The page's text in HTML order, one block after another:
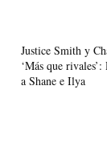
Justice Smith y
‘Más que
a Shane e Ilya